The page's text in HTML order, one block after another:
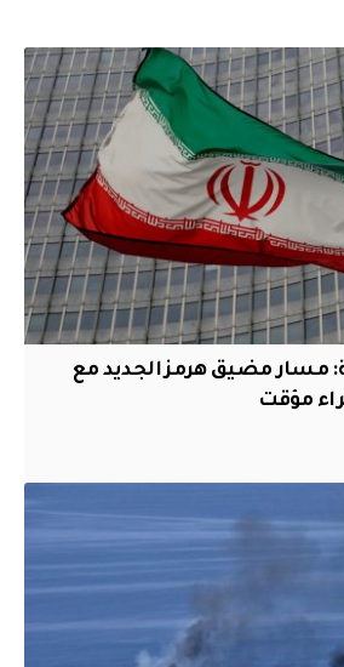
مسار مضيق هرمز الجديد مع
مؤقت